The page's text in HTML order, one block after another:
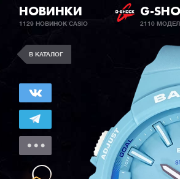
НОВИНКИ
1129 НОВИНОК CASIO
G-
2110
В КАТАЛОГ